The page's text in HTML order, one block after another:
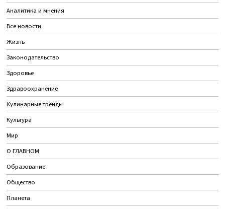
Аналитика и мнения
Все новости
Жизнь
Законодательство
Здоровье
Здравоохранение
Кулинарные тренды
Культура
Мир
О ГЛАВНОМ
Образование
Общество
Планета